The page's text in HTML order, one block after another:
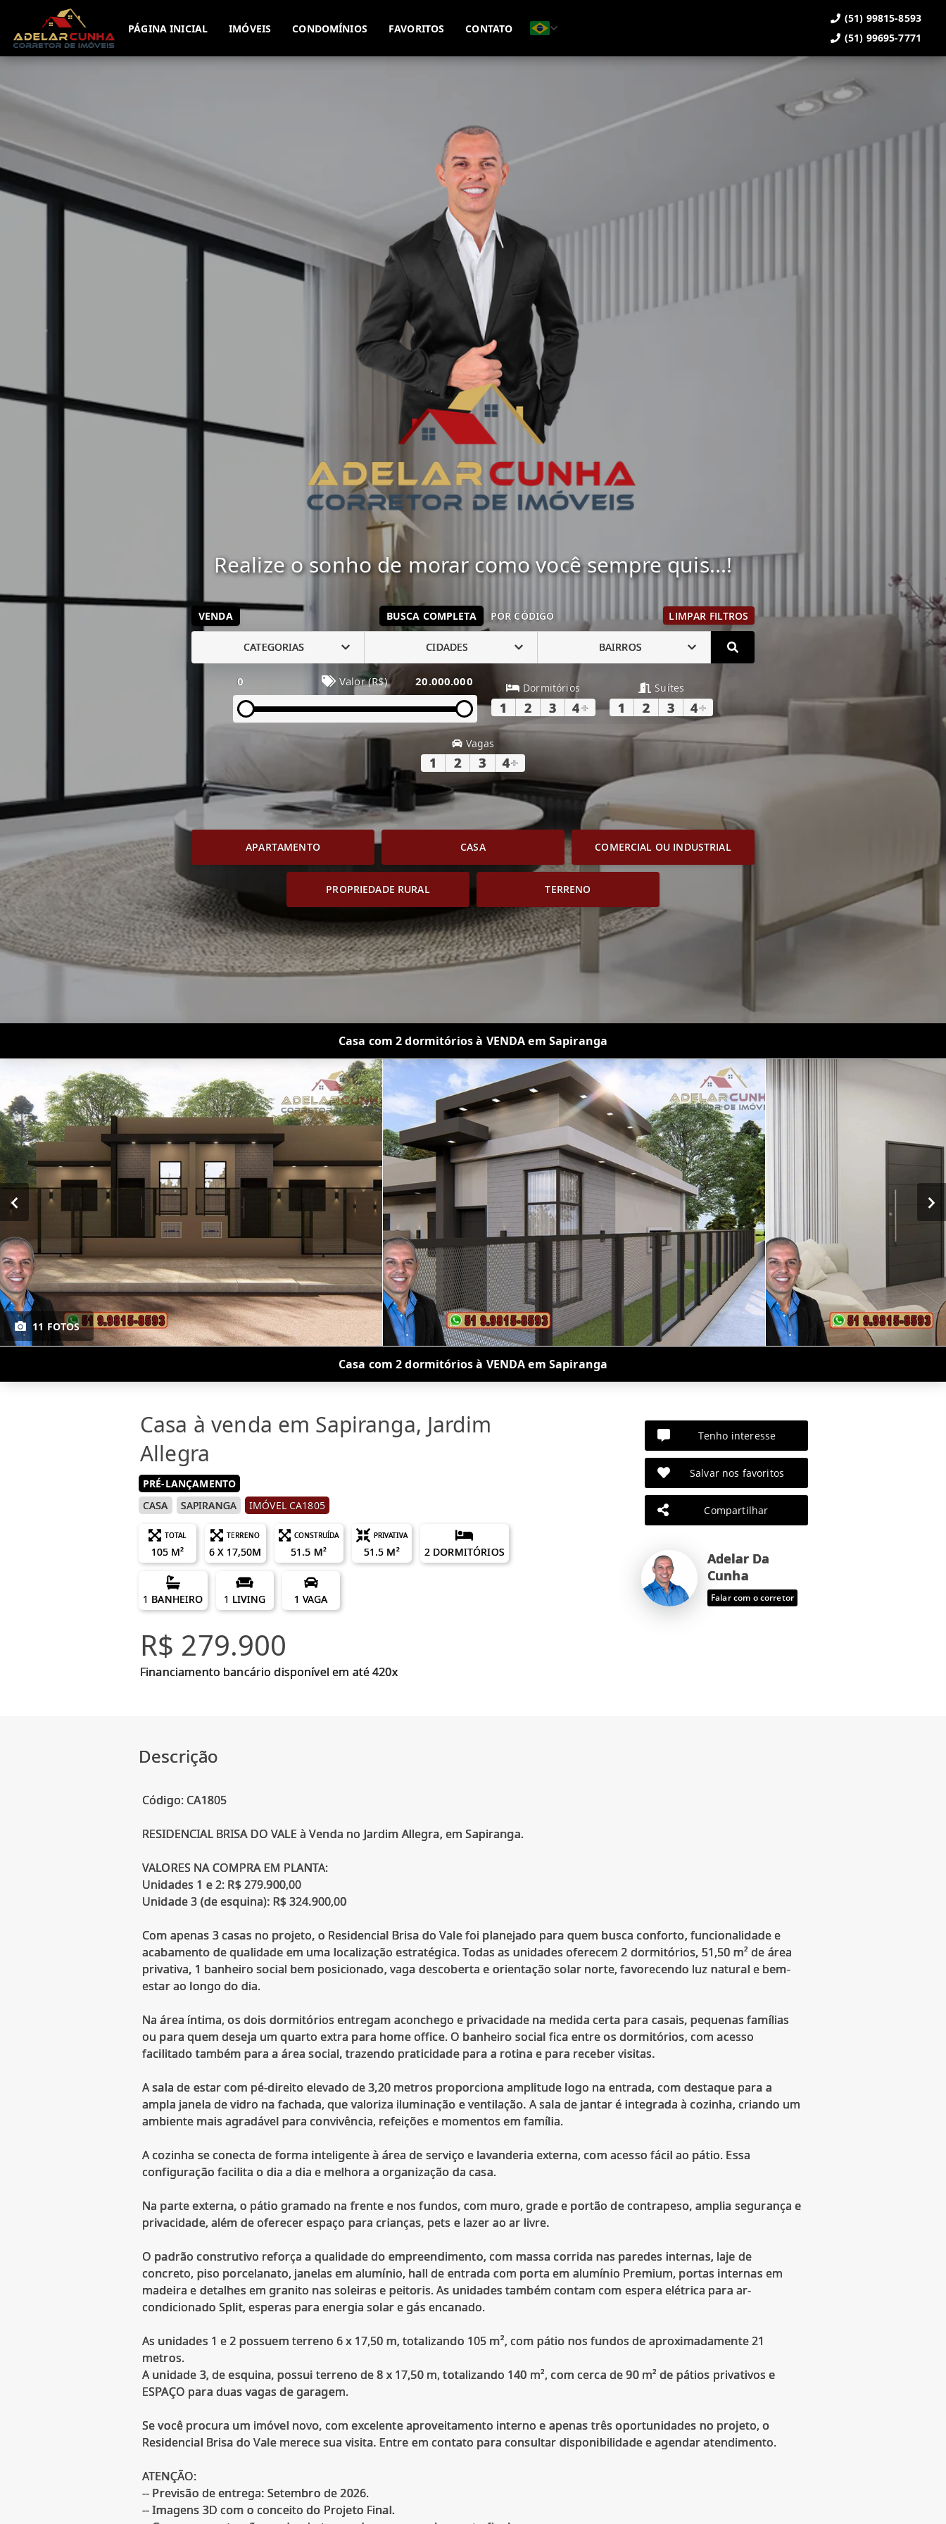
(51) 99815-8593 (51) 99695-7771
PÁGINA INICIAL IMÓVEIS CONDOMÍNIOS FAVORITOS CONTATO
(51) 99815-8593
(51) 99695-7771
Realize o sonho de morar como você sempre quis...!
VENDA BUSCA COMPLETA POR CÓDIGO LIMPAR FILTROS
CATEGORIAS CIDADES BAIRROS
0 Valor (R$) 20.000.000 Dormitórios
1 2 3 4+
Suítes
1 2 3 4+
Vagas
1 2 3 4+
APARTAMENTO CASA COMERCIAL OU INDUSTRIAL
PROPRIEDADE RURAL TERRENO
Casa com 2 dormitórios à VENDA em Sapiranga
11 FOTOS
Casa com 2 dormitórios à VENDA em Sapiranga
Casa à venda em Sapiranga, Jardim
Allegra
PRÉ-LANÇAMENTO
CASA
SAPIRANGA IMÓVEL CA1805
TOTAL
105 M²
TERRENO
6 X 17,50M
CONSTRUÍDA
51.5 M²
PRIVATIVA
51.5 M² 2 DORMITÓRIOS
1 BANHEIRO 1 LIVING 1 VAGA
R$ 279.900
Financiamento bancário disponível em até 420x
Tenho interesse
Salvar nos favoritos
Compartilhar
Adelar Da
Cunha
Falar com o corretor
Descrição
Código: CA1805
RESIDENCIAL BRISA DO VALE à Venda no Jardim Allegra, em Sapiranga.
VALORES NA COMPRA EM PLANTA:
Unidades 1 e 2: R$ 279.900,00
Unidade 3 (de esquina): R$ 324.900,00
Com apenas 3 casas no projeto, o Residencial Brisa do Vale foi planejado para quem busca conforto, funcionalidade e
acabamento de qualidade em uma localização estratégica. Todas as unidades oferecem 2 dormitórios, 51,50 m² de área
privativa, 1 banheiro social bem posicionado, vaga descoberta e orientação solar norte, favorecendo luz natural e bem-
estar ao longo do dia.
Na área íntima, os dois dormitórios entregam aconchego e privacidade na medida certa para casais, pequenas famílias
ou para quem deseja um quarto extra para home office. O banheiro social fica entre os dormitórios, com acesso
facilitado também para a área social, trazendo praticidade para a rotina e para receber visitas.
A sala de estar com pé-direito elevado de 3,20 metros proporciona amplitude logo na entrada, com destaque para a
ampla janela de vidro na fachada, que valoriza iluminação e ventilação. A sala de jantar é integrada à cozinha, criando um
ambiente mais agradável para convivência, refeições e momentos em família.
A cozinha se conecta de forma inteligente à área de serviço e lavanderia externa, com acesso fácil ao pátio. Essa
configuração facilita o dia a dia e melhora a organização da casa.
Na parte externa, o pátio gramado na frente e nos fundos, com muro, grade e portão de contrapeso, amplia segurança e
privacidade, além de oferecer espaço para crianças, pets e lazer ao ar livre.
O padrão construtivo reforça a qualidade do empreendimento, com massa corrida nas paredes internas, laje de
concreto, piso porcelanato, janelas em alumínio, hall de entrada com porta em alumínio Premium, portas internas em
madeira e detalhes em granito nas soleiras e peitoris. As unidades também contam com espera elétrica para ar-
condicionado Split, esperas para energia solar e gás encanado.
As unidades 1 e 2 possuem terreno 6 x 17,50 m, totalizando 105 m², com pátio nos fundos de aproximadamente 21
metros.
A unidade 3, de esquina, possui terreno de 8 x 17,50 m, totalizando 140 m², com cerca de 90 m² de pátios privativos e
ESPAÇO para duas vagas de garagem.
Se você procura um imóvel novo, com excelente aproveitamento interno e apenas três oportunidades no projeto, o
Residencial Brisa do Vale merece sua visita. Entre em contato para consultar disponibilidade e agendar atendimento.
ATENÇÃO:
-- Previsão de entrega: Setembro de 2026.
-- Imagens 3D com o conceito do Projeto Final.